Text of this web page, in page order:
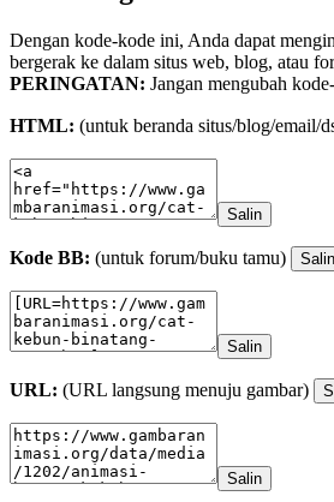
Dengan kode-kode ini, Anda dapat
bergerak ke dalam situs web, blog, atau
PERINGATAN: Jangan mengubah
HTML: (untuk beranda situs/blog/email/
Salin
Kode BB: (untuk forum/buku tamu) Salin
Salin
URL: (URL langsung menuju gambar)
Salin